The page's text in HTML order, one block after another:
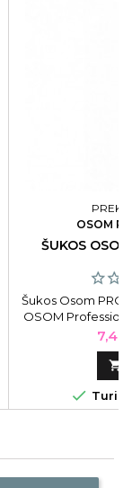
OSOM
ŠUKOS
Šukos Osom
OSOM
7,44

